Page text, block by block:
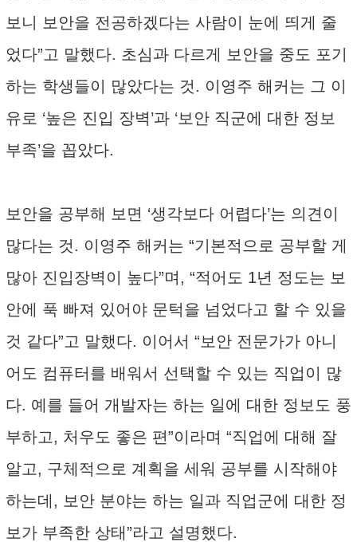
보니 보안을 전공하겠다는 사람이 눈에 띄게 줄
었다”고 말했다. 초심과 다르게 보안을 중도 포기
하는 학생들이 많았다는 것. 이영주 해커는 그 이
유로 ‘높은 진입 장벽’과 ‘보안 직군에 대한 정보
부족’을 꼽았다.
보안을 공부해 보면 ‘생각보다 어렵다’는 의견이
많다는 것. 이영주 해커는 “기본적으로 공부할 게
많아 진입장벽이 높다”며, “적어도 1년 정도는 보
안에 푹 빠져 있어야 문턱을 넘었다고 할 수 있을
것 같다”고 말했다. 이어서 “보안 전문가가 아니
어도 컴퓨터를 배워서 선택할 수 있는 직업이 많
다. 예를 들어 개발자는 하는 일에 대한 정보도 풍
부하고, 처우도 좋은 편”이라며 “직업에 대해 잘
알고, 구체적으로 계획을 세워 공부를 시작해야
하는데, 보안 분야는 하는 일과 직업군에 대한 정
보가 부족한 상태”라고 설명했다.